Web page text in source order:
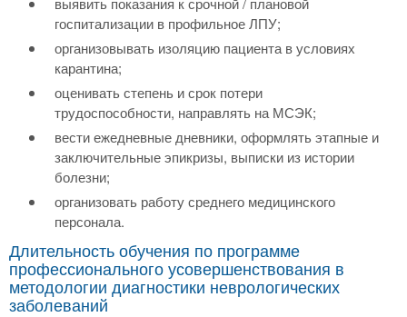
госпитализации в профильное ЛПУ;
организовывать изоляцию пациента в условиях
карантина;
оценивать степень и срок потери
трудоспособности, направлять на МСЭК;
вести ежедневные дневники, оформлять этапные и
заключительные эпикризы, выписки из истории
болезни;
организовать работу среднего медицинского
персонала.
Длительность обучения по программе
профессионального усовершенствования в
методологии диагностики неврологических
заболеваний